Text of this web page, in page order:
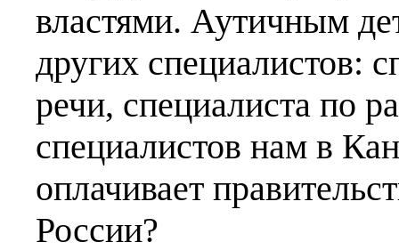
властями. Аутичным
других специалистов:
речи, специалиста по
специалистов нам в
оплачивает
России?